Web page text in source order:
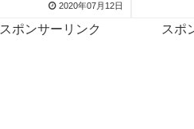
2020年07月12日
スポンサーリンク
スポ